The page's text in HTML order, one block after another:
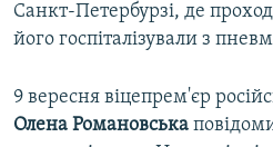
Санкт-Петербурзі, де
його госпіталізували з
9 вересня віцепрем'єр
Олена Романовська